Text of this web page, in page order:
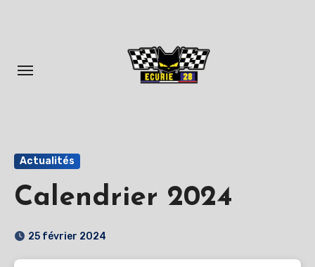
principal
Actualités
Calendrier 2024
25 février 2024